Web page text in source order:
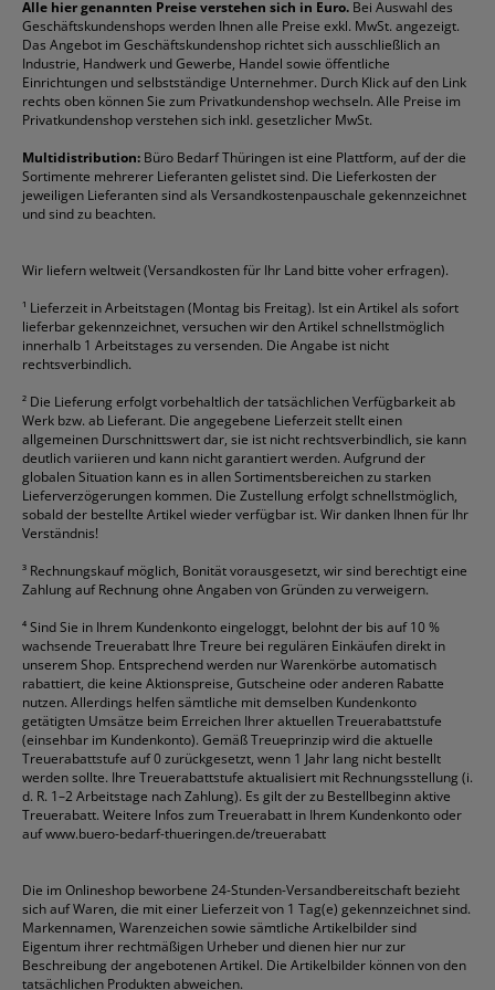
Vertrag widerrufen (Privatkunden)
Rabatte & Aktionen
Druckerpatronen
Etiketten
Fineliner
Folienschreiber
Formulare
Gelschreiber
Geschäftsbücher
Kopierpapier
Korrekturmittel
Kugelschreiber
Mappen
Ordner
Packband
Permanentmarker
Textmarker
Tintenroller
Tintenpatronen
Toilettenpapier
Toner
Versandmaterial
Versandtaschen
DYMO
Edding
Esselte
Faber-Castell
Fellowes
Franken
Fripa
HP
Pelikan
Pilot
Pritt
Schneider
Stabilo
Staedtler
alle Marken anzeigen
Alle hier genannten Preise verstehen sich in Euro. Bei Auswahl des
Geschäftskundenshops werden Ihnen alle Preise exkl. MwSt. angezeigt.
Das Angebot im Geschäftskundenshop richtet sich ausschließlich an
Industrie, Handwerk und Gewerbe, Handel sowie öffentliche
Einrichtungen und selbstständige Unternehmer. Durch Klick auf den Link
rechts oben können Sie zum Privatkundenshop wechseln. Alle Preise im
Privatkundenshop verstehen sich inkl. gesetzlicher MwSt.
Multidistribution: Büro Bedarf Thüringen ist eine Plattform, auf der die
Sortimente mehrerer Lieferanten gelistet sind. Die Lieferkosten der
jeweiligen Lieferanten sind als Versandkostenpauschale gekennzeichnet
und sind zu beachten.
Wir liefern weltweit (Versandkosten für Ihr Land bitte voher erfragen).
¹ Lieferzeit in Arbeitstagen (Montag bis Freitag). Ist ein Artikel als sofort
lieferbar gekennzeichnet, versuchen wir den Artikel schnellstmöglich
innerhalb 1 Arbeitstages zu versenden. Die Angabe ist nicht
rechtsverbindlich.
² Die Lieferung erfolgt vorbehaltlich der tatsächlichen Verfügbarkeit ab
Werk bzw. ab Lieferant. Die angegebene Lieferzeit stellt einen
allgemeinen Durschnittswert dar, sie ist nicht rechtsverbindlich, sie kann
deutlich variieren und kann nicht garantiert werden. Aufgrund der
globalen Situation kann es in allen Sortimentsbereichen zu starken
Lieferverzögerungen kommen. Die Zustellung erfolgt schnellstmöglich,
sobald der bestellte Artikel wieder verfügbar ist. Wir danken Ihnen für Ihr
Verständnis!
³ Rechnungskauf möglich, Bonität vorausgesetzt, wir sind berechtigt eine
Zahlung auf Rechnung ohne Angaben von Gründen zu verweigern.
⁴Sind Sie in Ihrem Kundenkonto eingeloggt, belohnt der bis auf 10 %
wachsende Treuerabatt Ihre Treure bei regulären Einkäufen direkt in
unserem Shop. Entsprechend werden nur Warenkörbe automatisch
rabattiert, die keine Aktionspreise, Gutscheine oder anderen Rabatte
nutzen. Allerdings helfen sämtliche mit demselben Kundenkonto
getätigten Umsätze beim Erreichen Ihrer aktuellen Treuerabattstufe
(einsehbar im Kundenkonto). Gemäß Treueprinzip wird die aktuelle
Treuerabattstufe auf 0 zurückgesetzt, wenn 1 Jahr lang nicht bestellt
werden sollte. Ihre Treuerabattstufe aktualisiert mit Rechnungsstellung (i.
d. R. 1–2 Arbeitstage nach Zahlung). Es gilt der zu Bestellbeginn aktive
Treuerabatt. Weitere Infos zum Treuerabatt in Ihrem Kundenkonto oder
aufwww.buero-bedarf-thueringen.de/treuerabatt
Die im Onlineshop beworbene 24-Stunden-Versandbereitschaft bezieht
sich auf Waren, die mit einer Lieferzeit von 1 Tag(e) gekennzeichnet sind.
Markennamen, Warenzeichen sowie sämtliche Artikelbilder sind
Eigentum ihrer rechtmäßigen Urheber und dienen hier nur zur
Beschreibung der angebotenen Artikel. Die Artikelbilder können von den
tatsächlichen Produkten abweichen.